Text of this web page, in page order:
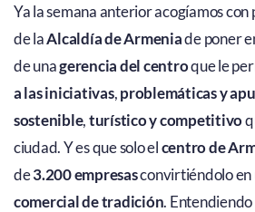
Ya la semana anterior acogíamos con
de laAlcaldía de Armeniade poner
de unagerencia del centroque le
a las iniciativas,problemáticas y
sostenible,turístico y competitivo
ciudad. Y es que solo elcentro de
de3.200 empresasconvirtiéndolo en
comercial de tradición.